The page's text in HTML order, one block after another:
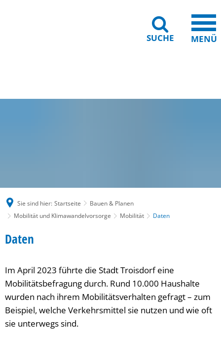
SUCHE MENÜ
Sie sind hier: Startseite
Bauen & Planen
Mobilität und Klimawandelvorsorge
Mobilität Daten
Daten
Daten
Im April 2023 führte die Stadt Troisdorf eine
Mobilitätsbefragung durch. Rund 10.000 Haushalte
wurden nach ihrem Mobilitätsverhalten gefragt – zum
Beispiel, welche Verkehrsmittel sie nutzen und wie oft
sie unterwegs sind.